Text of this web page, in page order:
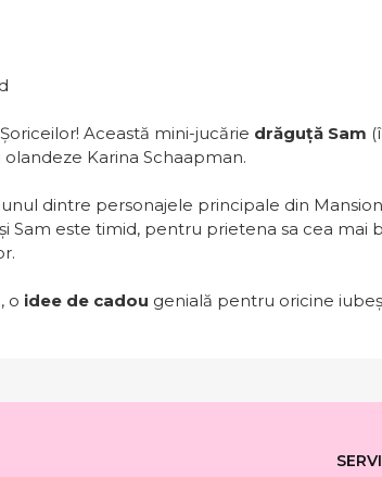
Această mini-jucărie drăguță Sam
Karina Schaapman.
dintre personajele principale din
Sam este timid, pentru prietena sa cea mai
o idee de cadou genială pentru oricine